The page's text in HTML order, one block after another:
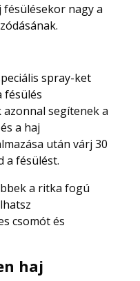
fésülésekor nagy a
spray-ket
fésülés
segítenek a
a haj
után várj 30
a fésülést.
a ritka fogú
csomót és
haj